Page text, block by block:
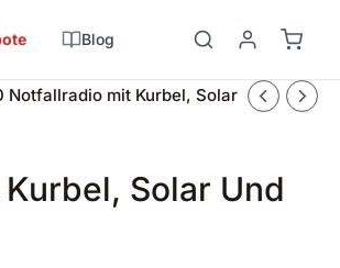
Blog
Notfallradio mit Kurbel, Solar
Solar Und